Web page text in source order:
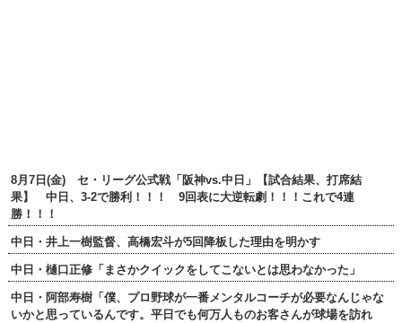
8月7日(金) セ・リーグ公式戦「阪神vs.中日」【試合結果、打席結
果】 中日、3-2で勝利！！！ 9回表に大逆転劇！！！これで4連
勝！！！
中日・井上一樹監督、高橋宏斗が5回降板した理由を明かす
中日・樋口正修「まさかクイックをしてこないとは思わなかった」
中日・阿部寿樹「僕、プロ野球が一番メンタルコーチが必要なんじゃな
いかと思っているんです。平日でも何万人ものお客さんが球場を訪れ